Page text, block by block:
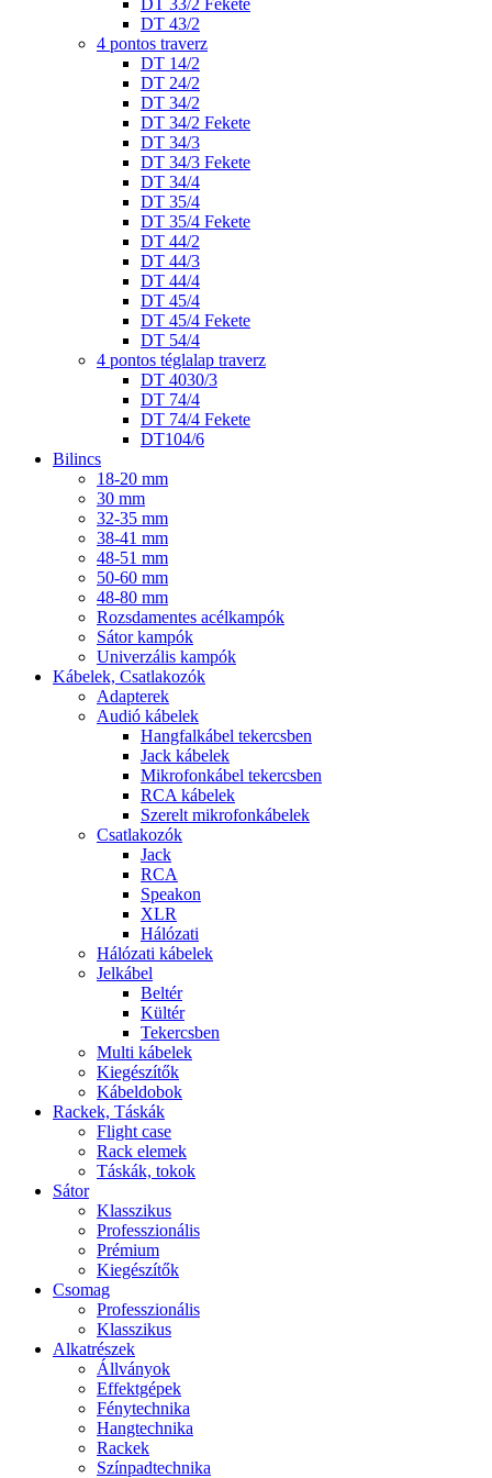
DT 33/2 Fekete
DT 43/2
4 pontos traverz
DT 14/2
DT 24/2
DT 34/2
DT 34/2 Fekete
DT 34/3
DT 34/3 Fekete
DT 34/4
DT 35/4
DT 35/4 Fekete
DT 44/2
DT 44/3
DT 44/4
DT 45/4
DT 45/4 Fekete
DT 54/4
4 pontos téglalap traverz
DT 4030/3
DT 74/4
DT 74/4 Fekete
DT104/6
Bilincs
18-20 mm
30 mm
32-35 mm
38-41 mm
48-51 mm
50-60 mm
48-80 mm
Rozsdamentes acélkampók
Sátor kampók
Univerzális kampók
Kábelek, Csatlakozók
Adapterek
Audió kábelek
Hangfalkábel tekercsben
Jack kábelek
Mikrofonkábel tekercsben
RCA kábelek
Szerelt mikrofonkábelek
Csatlakozók
Jack
RCA
Speakon
XLR
Hálózati
Hálózati kábelek
Jelkábel
Beltér
Kültér
Tekercsben
Multi kábelek
Kiegészítők
Kábeldobok
Rackek, Táskák
Flight case
Rack elemek
Táskák, tokok
Sátor
Klasszikus
Professzionális
Prémium
Kiegészítők
Csomag
Professzionális
Klasszikus
Alkatrészek
Állványok
Effektgépek
Fénytechnika
Hangtechnika
Rackek
Színpadtechnika